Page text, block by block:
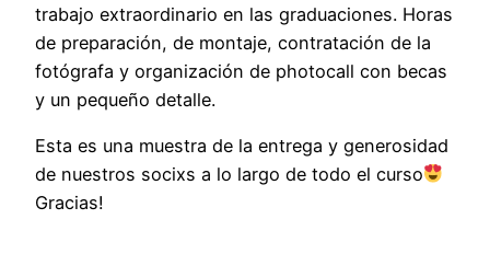
trabajo extraordinario en las graduaciones. Horas
de preparación, de montaje, contratación de la
fotógrafa y organización de photocall con becas
y un pequeño detalle.
Esta es una muestra de la entrega y generosidad
de nuestros socixs a lo largo de todo el curso
Gracias!